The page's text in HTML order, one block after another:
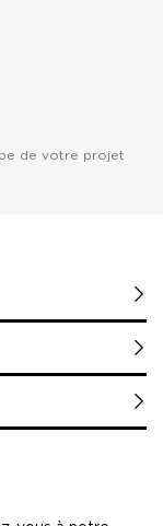
de votre projet